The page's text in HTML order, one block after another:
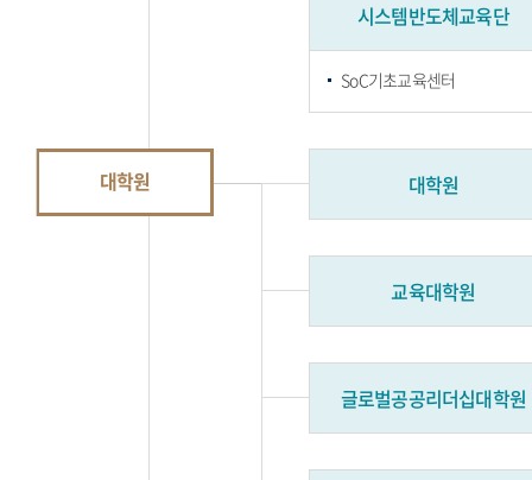
시스템반도체교육단
SoC기초교육센터
대학원 대학원
교육대학원
글로벌공공리더십대학원